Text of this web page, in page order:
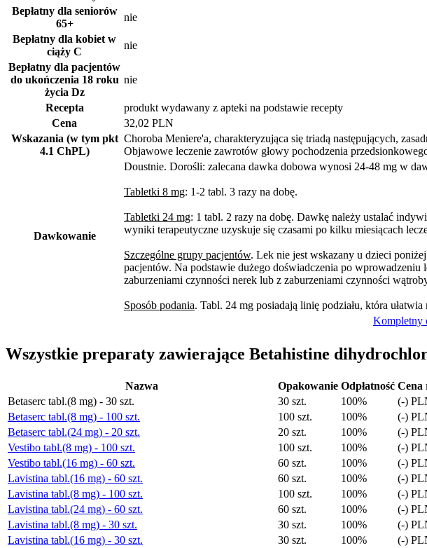
Bepłatny dla seniorów
65+
nie
Bepłatny dla kobiet w
ciąży C
nie
Bepłatny dla pacjentów
do ukończenia 18 roku
życia Dz
nie
Recepta
produkt wydawany z apteki na podstawie recepty
Cena
32,02 PLN
Wskazania (w tym pkt
4.1 ChPL)
Choroba Meniere'a, charakteryzująca się triadą następujących,
Objawowe leczenie zawrotów głowy pochodzenia
Dawkowanie
Doustnie. Dorośli: zalecana dawka dobowa wynosi 24-48 mg w
Tabletki 8 mg: 1-2 tabl. 3 razy na dobę.
Tabletki 24 mg: 1 tabl. 2 razy na dobę. Dawkę należy ustalać
wyniki terapeutyczne uzyskuje się czasami po kilku miesiącach
Szczególne grupy pacjentów. Lek nie jest wskazany u dzieci
pacjentów. Na podstawie dużego doświadczenia po
zaburzeniami czynności nerek lub z zaburzeniami czynności
Sposób podania. Tabl. 24 mg posiadają linię podziału, która
Kompletny
Wszystkie preparaty zawierające Betahistine
Nazwa Opakowanie Odpłatność Cena
Betaserc tabl.(8 mg) - 30 szt.
30 szt. 100% (-)
Betaserc tabl.(8 mg) - 100 szt.
100 szt. 100% (-)
Betaserc tabl.(24 mg) - 20 szt.
20 szt. 100% (-)
Vestibo tabl.(8 mg) - 100 szt.
100 szt. 100% (-)
Vestibo tabl.(16 mg) - 60 szt.
60 szt. 100% (-)
Lavistina tabl.(16 mg) - 60 szt.
60 szt. 100% (-)
Lavistina tabl.(8 mg) - 100 szt.
100 szt. 100% (-)
Lavistina tabl.(24 mg) - 60 szt.
60 szt. 100% (-)
Lavistina tabl.(8 mg) - 30 szt.
30 szt. 100% (-)
Lavistina tabl.(16 mg) - 30 szt.
30 szt. 100% (-)